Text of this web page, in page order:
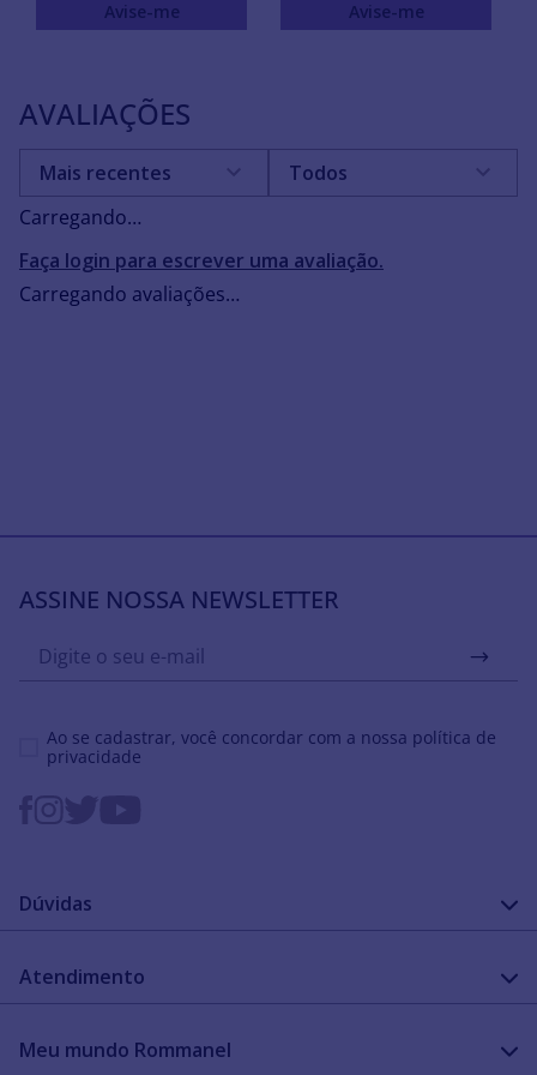
Avise-me Avise-me
AVALIAÇÕES
Carregando…
Faça login para escrever uma avaliação.
Mais recentes Todos
Carregando avaliações…
ASSINE NOSSA NEWSLETTER
Ao se cadastrar, você concordar com a nossa política de
privacidade
Dúvidas
Guia de medidas
Como configurar meu relógio
Atendimento
Encontre uma loja
Meu mundo Rommanel